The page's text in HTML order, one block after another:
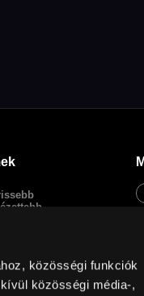
közösségi funkciók
közösségi média-,